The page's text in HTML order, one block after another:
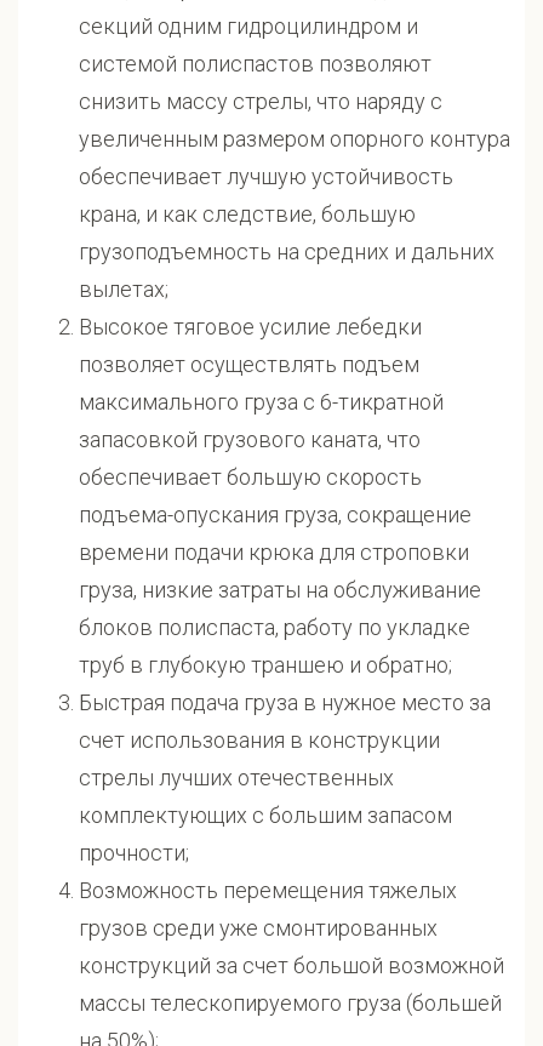
секций одним гидроцилиндром и
системой полиспастов позволяют
снизить массу стрелы, что наряду с
увеличенным размером опорного контура
обеспечивает лучшую устойчивость
крана, и как следствие, большую
грузоподъемность на средних и дальних
вылетах;
Высокое тяговое усилие лебедки
позволяет осуществлять подъем
максимального груза с 6-тикратной
запасовкой грузового каната, что
обеспечивает большую скорость
подъема-опускания груза, сокращение
времени подачи крюка для строповки
груза, низкие затраты на обслуживание
блоков полиспаста, работу по укладке
труб в глубокую траншею и обратно;
Быстрая подача груза в нужное место за
счет использования в конструкции
стрелы лучших отечественных
комплектующих с большим запасом
прочности;
Возможность перемещения тяжелых
грузов среди уже смонтированных
конструкций за счет большой возможной
массы телескопируемого груза (большей
на 50%);